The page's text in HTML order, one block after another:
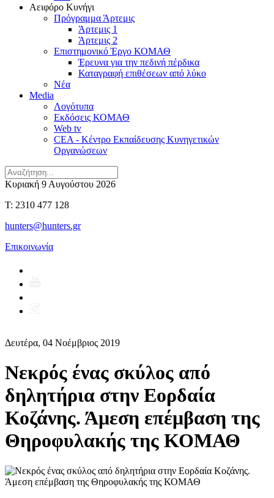
Αειφόρο Κυνήγι
Πρόγραμμα Άρτεμις
Άρτεμις 1
Άρτεμις 2
Επιστημονικό Έργο ΚΟΜΑΘ
Έρευνα για την πεδινή πέρδικα
Καταγραφή επιθέσεων από λύκο
Νέα
Media
Λογότυπα
Εκδόσεις ΚΟΜΑΘ
Web tv
CEA - Κέντρο Εκπαίδευσης Κυνηγετικών
Οργανώσεων
Κυριακή 9 Αυγούστου 2026
T: 2310 477 128
hunters@hunters.gr
Επικοινωνία
Δευτέρα, 04 Νοέμβριος 2019
Νεκρός ένας σκύλος από
δηλητήρια στην Εορδαία
Κοζάνης. Άμεση επέμβαση της
Θηροφυλακής της ΚΟΜΑΘ